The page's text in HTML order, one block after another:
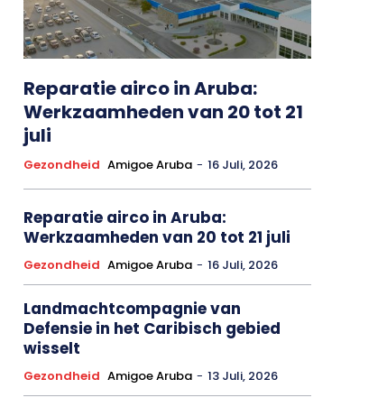
Reparatie airco in Aruba:
Werkzaamheden van 20 tot 21
juli
Gezondheid Amigoe Aruba - 16 Juli, 2026
Reparatie airco in Aruba:
Werkzaamheden van 20 tot 21 juli
Gezondheid Amigoe Aruba - 16 Juli, 2026
Landmachtcompagnie van
Defensie in het Caribisch gebied
wisselt
Gezondheid Amigoe Aruba - 13 Juli, 2026